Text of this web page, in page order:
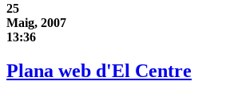
25
Maig, 2007
13:36
Plana web d'El Centre